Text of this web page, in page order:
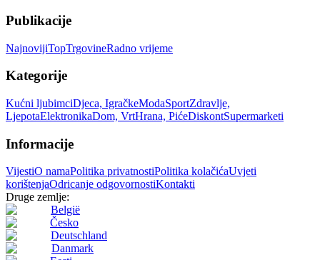
Publikacije
NajnovijiTopTrgovineRadno vrijeme
Kategorije
Kućni ljubimciDjeca, IgračkeModaSportZdravlje,
LjepotaElektronikaDom, VrtHrana, PićeDiskontSupermarketi
Informacije
VijestiO namaPolitika privatnostiPolitika kolačićaUvjeti
korištenjaOdricanje odgovornostiKontakti
Druge zemlje:
België
Česko
Deutschland
Danmark